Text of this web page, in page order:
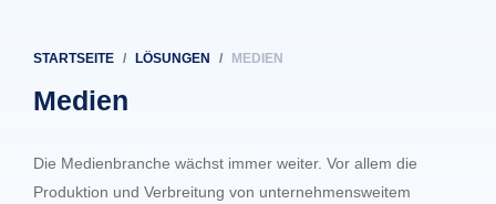
Pfadnavigation
STARTSEITE LÖSUNGEN MEDIEN
Medien
Die Medienbranche wächst immer weiter. Vor allem die
Produktion und Verbreitung von unternehmensweitem